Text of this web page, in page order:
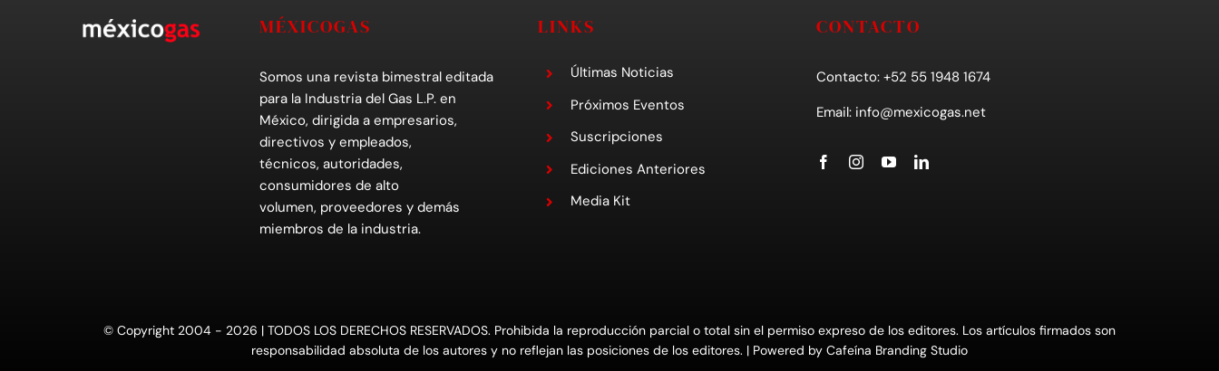
MÉXICOGAS
Somos una revista bimestral editada
para la Industria del Gas L.P. en
México, dirigida a empresarios,
directivos y empleados,
técnicos, autoridades,
consumidores de alto
volumen, proveedores y demás
miembros de la industria.
LINKS
Últimas Noticias
Próximos Eventos
Suscripciones
Ediciones Anteriores
Media Kit
CONTACTO
Contacto: +52 55 1948 1674
Email: info@mexicogas.net
© Copyright 2004 - 2026 | TODOS LOS DERECHOS RESERVADOS. Prohibida la reproducción parcial o total sin el permiso expreso de los editores. Los artículos firmados son
responsabilidad absoluta de los autores y no reflejan las posiciones de los editores. | Powered by Cafeína Branding Studio